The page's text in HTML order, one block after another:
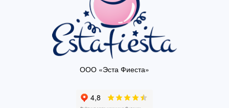
ООО «Эста Фиеста»